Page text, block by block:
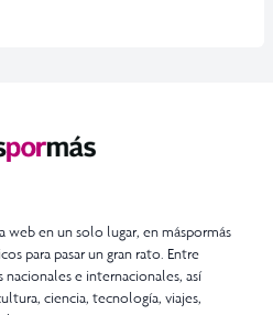
en un solo lugar, en máspormás
para pasar un gran rato. Entre
e internacionales, así
ciencia, tecnología, viajes,